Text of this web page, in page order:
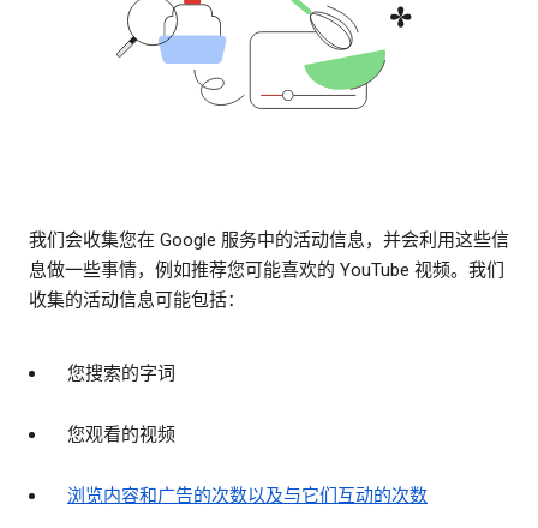
我们会收集您在 Google 服务中的活动信息，并会利用这些信
息做一些事情，例如推荐您可能喜欢的 YouTube 视频。我们
收集的活动信息可能包括：
您搜索的字词
您观看的视频
浏览内容和广告的次数以及与它们互动的次数